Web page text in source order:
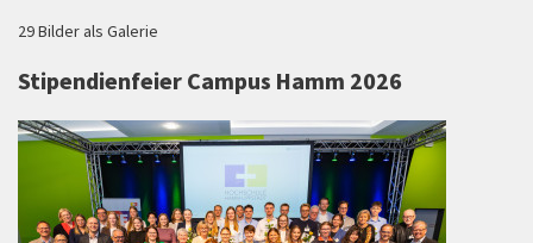
29 Bilder als Galerie
Stipendienfeier Campus Hamm 2026